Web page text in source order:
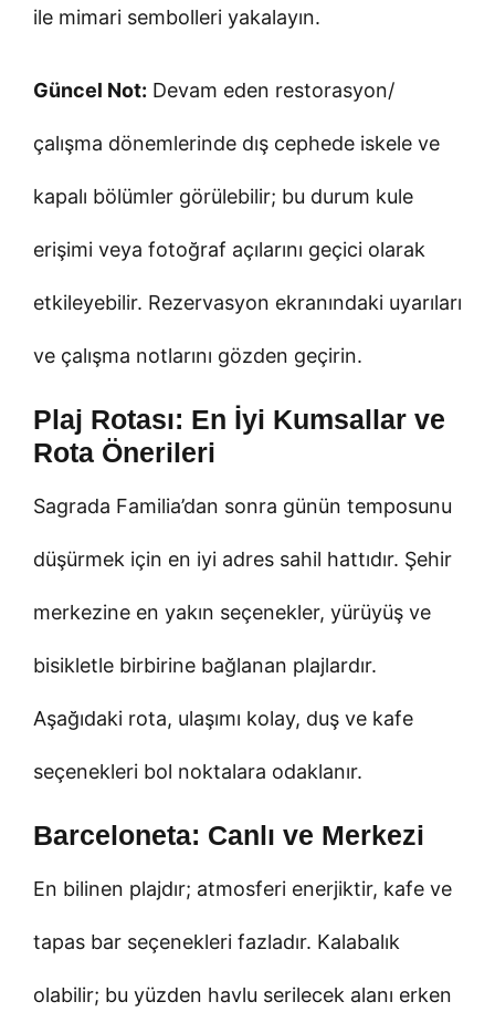
ile mimari sembolleri yakalayın.
Güncel Not: Devam eden restorasyon/
çalışma dönemlerinde dış cephede iskele ve
kapalı bölümler görülebilir; bu durum kule
erişimi veya fotoğraf açılarını geçici olarak
etkileyebilir. Rezervasyon ekranındaki uyarıları
ve çalışma notlarını gözden geçirin.
Plaj Rotası: En İyi Kumsallar ve
Rota Önerileri
Sagrada Familia’dan sonra günün temposunu
düşürmek için en iyi adres sahil hattıdır. Şehir
merkezine en yakın seçenekler, yürüyüş ve
bisikletle birbirine bağlanan plajlardır.
Aşağıdaki rota, ulaşımı kolay, duş ve kafe
seçenekleri bol noktalara odaklanır.
Barceloneta: Canlı ve Merkezi
En bilinen plajdır; atmosferi enerjiktir, kafe ve
tapas bar seçenekleri fazladır. Kalabalık
olabilir; bu yüzden havlu serilecek alanı erken